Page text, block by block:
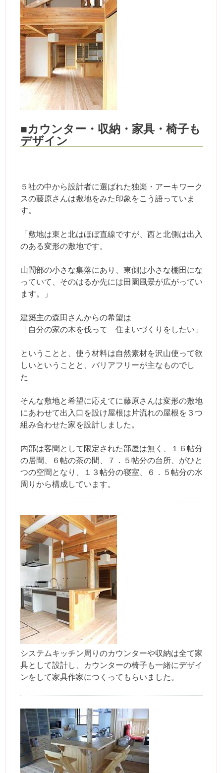
■カウンター・収納・家具・椅子も
デザイン
５社の中から設計者に選ばれた独楽・アーキワーク
スの藤原さんは敷地をみた印象をこう語っていま
す。
「敷地は東と北はほぼ直線ですが、西と北側は出入
のある変形の敷地です。
山間部の小さな集落にあり、東側は小さな棚田にな
っていて、そのはるか先には田園風景が広がってい
ます。」
建築主の森田さんからの希望は
「自分の家の木を伐って 住まいづくりをしたい」
ということと、使う材料は自然素材を沢山使って欲
しいということと、バリアフリーが主なものでし
た
そんな敷地と希望に応えてに藤原さんは変形の敷地
にあわせて出入口を設け屋根は片流れの屋根を３つ
組み合わせた家を設計しました。
内部は客間として限定された部屋は無く、１６帖分
の居間、６帖の茶の間、７．５帖分の台所、がひと
つの空間となり、１３帖分の寝室、６．５帖分の水
周りから構成しています。
システムキッチン周りのカウンターや収納は全て家
具として設計し、カウンターの椅子も一緒にデザイ
ンをして家具作家につくってもらいました。